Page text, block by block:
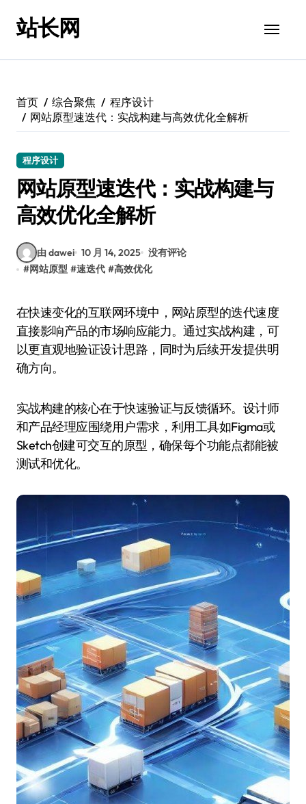
站长网
首页 综合聚焦
程序设计
网站原型速迭代：实战构建与高效优化全解析
程序设计
网站原型速迭代：实战构建与
高效优化全解析
由 dawei 10 月 14, 2025 没有评论
#网站原型 #速迭代 #高效优化
在快速变化的互联网环境中，网站原型的迭代速度
直接影响产品的市场响应能力。通过实战构建，可
以更直观地验证设计思路，同时为后续开发提供明
确方向。
实战构建的核心在于快速验证与反馈循环。设计师
和产品经理应围绕用户需求，利用工具如Figma或
Sketch创建可交互的原型，确保每个功能点都能被
测试和优化。